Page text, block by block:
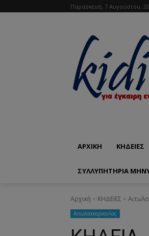
Παρασκευή, 7 Αυγούστου,
ΑΡΧΙΚΗ ΚΗΔΕΙΕΣ
ΣΥΛΛΥΠΗΤΗΡΙΑ
Αρχική ΚΗΔΕΙΕΣ
Aιτωλοακαρνανίας